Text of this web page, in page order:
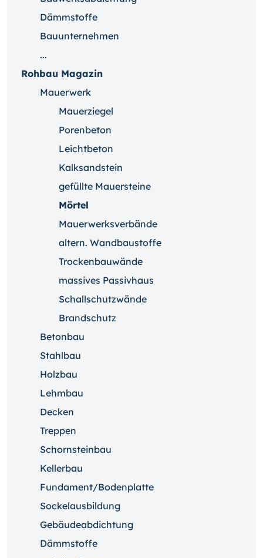
Dämmstoffe
Bauunternehmen
...
Rohbau Magazin
Mauerwerk
Mauerziegel
Porenbeton
Leichtbeton
Kalksandstein
gefüllte Mauersteine
Mörtel
Mauerwerksverbände
altern. Wandbaustoffe
Trockenbauwände
massives Passivhaus
Schallschutzwände
Brandschutz
Betonbau
Stahlbau
Holzbau
Lehmbau
Decken
Treppen
Schornsteinbau
Kellerbau
Fundament/Bodenplatte
Sockelausbildung
Gebäudeabdichtung
Dämmstoffe